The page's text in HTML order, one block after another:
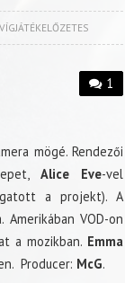
VÍGJÁTÉKELŐZETES
1
mögé. Rendezői
Alice Eve-vel
a projekt). A
Amerikában VOD-on
a mozikban. Emma
Producer: McG.